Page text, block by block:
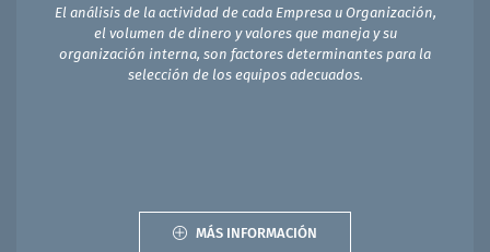
El análisis de la actividad de cada Empresa u Organización,
el volumen de dinero y valores que maneja y su
organización interna, son factores determinantes para la
selección de los equipos adecuados.
MÁS INFORMACIÓN